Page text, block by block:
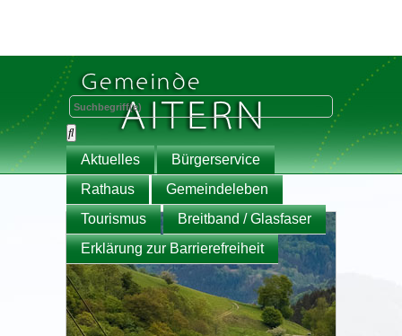
Aktuelles
Bürgerservice
Rathaus
Gemeindeleben
Tourismus
Breitband / Glasfaser
Erklärung zur Barrierefreiheit